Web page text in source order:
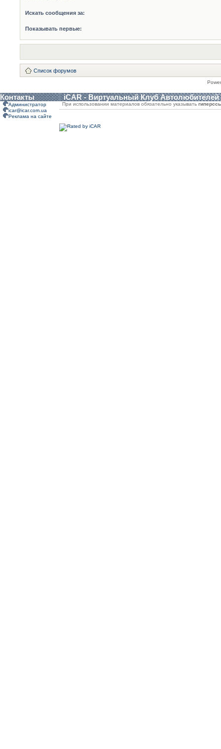
Искать сообщения за:
Показывать первые:
Список форумов
Контакты iCAR - Виртуальный Клуб Автолюбителей
Администратор
icar@icar.com.ua
Реклама на сайте
При использовании материалов обязательно указывать